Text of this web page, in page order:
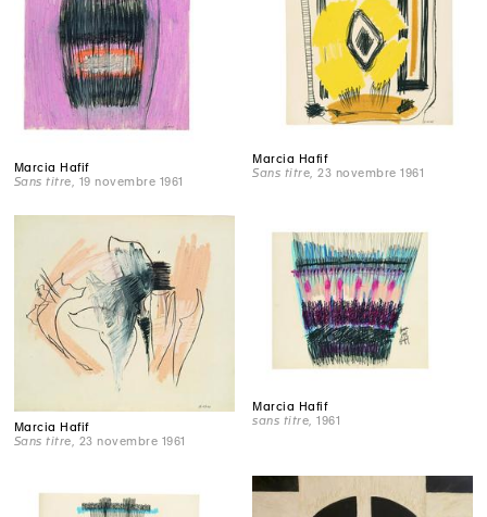
Marcia Hafif
Sans titre , 19 novembre 1961
Marcia Hafif
Sans titre , 23 novembre 1961
Marcia Hafif
Sans titre , 23 novembre 1961
Marcia Hafif
sans titre , 1961